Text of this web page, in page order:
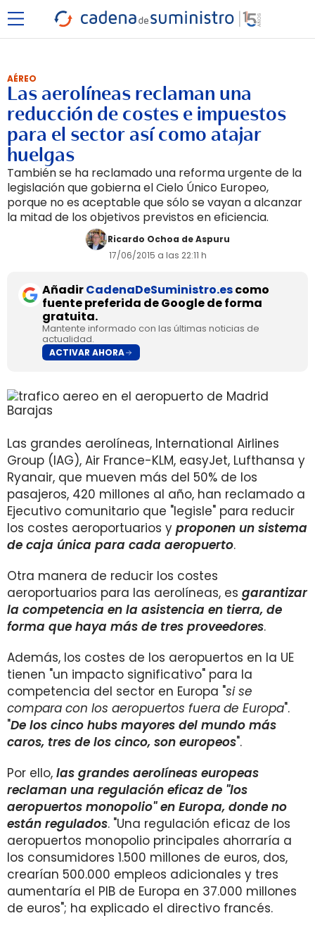
AÉREO
Las aerolíneas reclaman una
reducción de costes e impuestos
para el sector así como atajar
huelgas
También se ha reclamado una reforma urgente de la
legislación que gobierna el Cielo Único Europeo,
porque no es aceptable que sólo se vayan a alcanzar
la mitad de los objetivos previstos en eficiencia.
Ricardo Ochoa de Aspuru
17/06/2015 a las 22:11 h
AñadirCadenaDeSuministro.escomo
fuente preferida de Google de forma
gratuita.
Mantente informado con las últimas noticias de
actualidad.
ACTIVAR AHORA
Las grandes aerolíneas, International Airlines
Group (IAG), Air France-KLM, easyJet, Lufthansa y
Ryanair, que mueven más del 50% de los
pasajeros, 420 millones al año, han reclamado a
Ejecutivo comunitario que "legisle" para reducir
los costes aeroportuarios y proponen un sistema
de caja única para cada aeropuerto.
Otra manera de reducir los costes
aeroportuarios para las aerolíneas, es garantizar
la competencia en la asistencia en tierra, de
forma que haya más de tres proveedores.
Además, los costes de los aeropuertos en la UE
tienen "un impacto significativo" para la
competencia del sector en Europa "si se
compara con los aeropuertos fuera de Europa".
"De los cinco hubs mayores del mundo más
caros, tres de los cinco, son europeos".
Por ello, las grandes aerolíneas europeas
reclaman una regulación eficaz de "los
aeropuertos monopolio" en Europa, donde no
están regulados. "Una regulación eficaz de los
aeropuertos monopolio principales ahorraría a
los consumidores 1.500 millones de euros, dos,
crearían 500.000 empleos adicionales y tres
aumentaría el PIB de Europa en 37.000 millones
de euros"; ha explicado el directivo francés.